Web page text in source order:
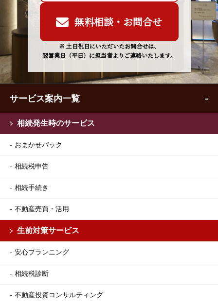
無料相談・お問合せ
※ 土日祝日にいただいたお問合せは、
翌営業日（平日）に担当者よりご連絡いたします。
サービス案内一覧
相続発生時のサービス
おまかせパック
相続税申告
相続手続き
不動産売買・活用
生前対策サービス
安心プランニング
相続税診断
不動産投資コンサルティング